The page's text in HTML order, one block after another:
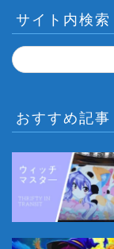
サイト内検索
おすすめ記事